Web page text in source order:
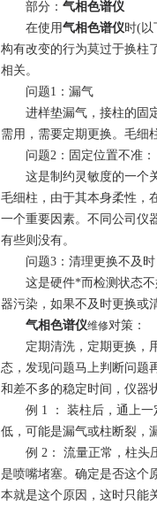
部分： 气相色谱仪
在使用气相色谱仪时(以
构有改变的行为莫过于换柱
相关。
问题1：漏气
进样垫漏气，接柱的固定
需用，需要定期更换。毛细
问题2：固定位置不准：
这是制约灵敏度的一个关
毛细柱，由于其本身柔性，
一个重要因素。不同公司仪
有些则没有。
问题3：清理更换不及时
这是硬件*而检测状态不
器污染，如果不及时更换或
气相色谱仪维修对策：
定期清洗，定期更换，用
态，发现问题马上判断问题
和差不多的稳定时间，仪器
例 1 ： 装柱后，通上一
低，可能是漏气或柱断裂，
例 2： 流量正常，柱头压
是喷嘴堵塞。确定是否这个
本就是这个原因，这时只能